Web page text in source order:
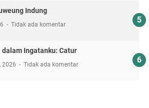
Indung
Tidak ada komentar
dalam Ingatanku: Catur
2026 Tidak ada komentar